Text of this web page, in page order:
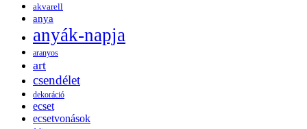
akvarell
anya
anyák-napja
aranyos
art
csendélet
dekoráció
ecset
ecsetvonások